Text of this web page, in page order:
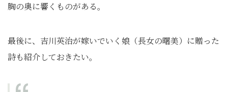
胸の奥に響くものがある。
最後に、吉川英治が嫁いでいく娘（長女の曙美）に贈った
詩も紹介しておきたい。